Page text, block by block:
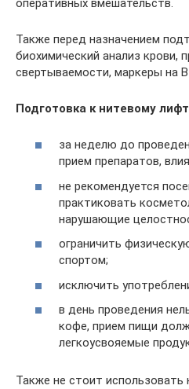
Также перед назначением
биохимический анализ крови,
свертываемости, маркеры на
Подготовка к нитевому
за неделю до
прием препаратов,
не рекомендуется
практиковать
нарушающие
ограничить
спортом;
исключить
в день проведения
кофе, прием пищи
легкоусвояемые
Также не стоит